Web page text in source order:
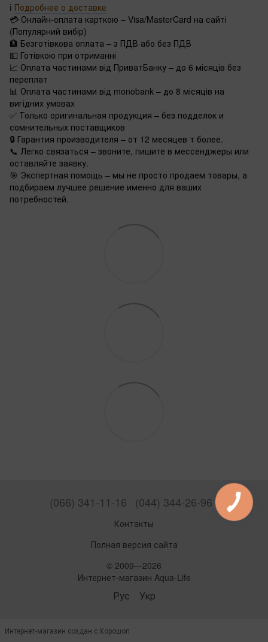
ℹ️ Подробнее о доставке
💳 Онлайн-оплата карткою – Visa/MasterCard на сайті
(Популярний вибір)
🏦 Безготівкова оплата – з ПДВ або без ПДВ
💵 Готівкою при отриманні
📈 Оплата частинами від ПриватБанку – до 6 місяців без
переплат
📊 Оплата частинами від monobank – до 8 місяців на
вигідних умовах
✅ Только оригинальная продукция – без подделок и
сомнительных поставщиков
🔒 Гарантия производителя – от 12 месяцев т более.
📞 Легко связаться – звоните, пишите в мессенджеры или
оставляйте заявку.
🎯 Экспертная помощь – мы не просто продаем товары, а
подбираем лучшее решение именно для ваших
потребностей.
(066) 341-11-16 (044) 344-26-96
Контакты
Полная версия сайта
© 2009—2026
Интернет-магазин Aqua-Life
Рус Укр
Интернет-магазин создан с Хорошоп